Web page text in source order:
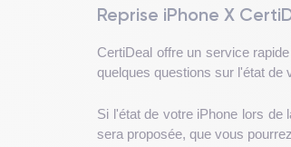
Reprise iPhone X
CertiDeal offre un service
quelques questions sur l'état de
Si l'état de votre iPhone lors de
sera proposée, que vous